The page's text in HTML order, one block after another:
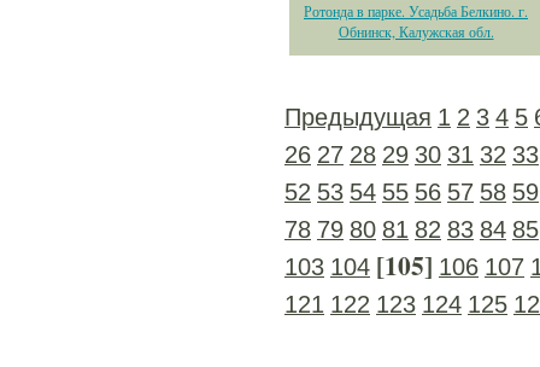
Ротонда в парке. Усадьба Белкино. г.
Обнинск, Калужская обл.
Предыдущая 1 2 3 4 5
26 27 28 29 30 31 32 33
52 53 54 55 56 57 58 59
78 79 80 81 82 83 84 85
103 104 [105] 106 107
121 122 123 124 125